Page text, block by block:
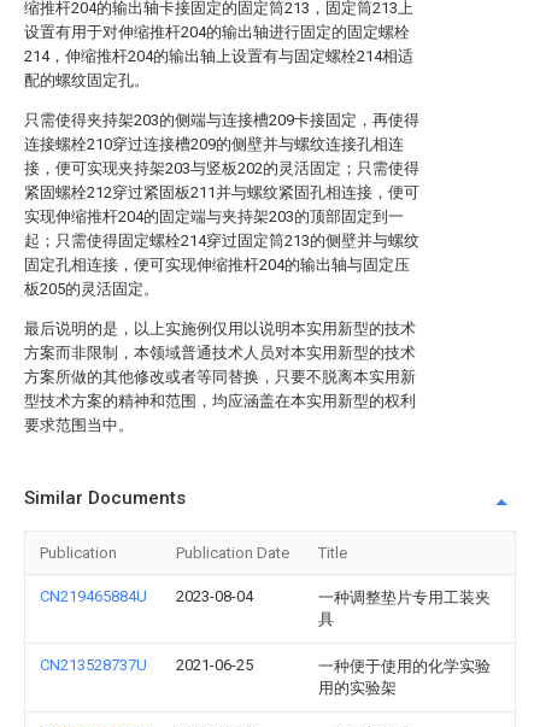
缩推杆204的输出轴卡接固定的固定筒213，固定筒213上
设置有用于对伸缩推杆204的输出轴进行固定的固定螺栓
214，伸缩推杆204的输出轴上设置有与固定螺栓214相适
配的螺纹固定孔。
只需使得夹持架203的侧端与连接槽209卡接固定，再使得
连接螺栓210穿过连接槽209的侧壁并与螺纹连接孔相连
接，便可实现夹持架203与竖板202的灵活固定；只需使得
紧固螺栓212穿过紧固板211并与螺纹紧固孔相连接，便可
实现伸缩推杆204的固定端与夹持架203的顶部固定到一
起；只需使得固定螺栓214穿过固定筒213的侧壁并与螺纹
固定孔相连接，便可实现伸缩推杆204的输出轴与固定压
板205的灵活固定。
最后说明的是，以上实施例仅用以说明本实用新型的技术
方案而非限制，本领域普通技术人员对本实用新型的技术
方案所做的其他修改或者等同替换，只要不脱离本实用新
型技术方案的精神和范围，均应涵盖在本实用新型的权利
要求范围当中。
Similar Documents
Publication Publication Date Title
CN219465884U 2023-08-04
一种调整垫片专用工装夹
具
CN213528737U 2021-06-25
一种便于使用的化学实验
用的实验架